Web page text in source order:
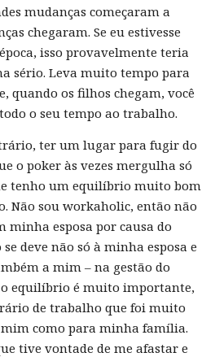
mudanças começaram a
chegaram. Se eu estivesse
isso provavelmente teria
sério. Leva muito tempo para
quando os filhos chegam, você
o seu tempo ao trabalho.
ter um lugar para fugir do
o poker às vezes mergulha só
tenho um equilíbrio muito bom
Não sou workaholic, então não
minha esposa por causa do
deve não só à minha esposa e
a mim – na gestão do
o equilíbrio é muito importante,
de trabalho que foi muito
como para minha família.
tive vontade de me afastar e